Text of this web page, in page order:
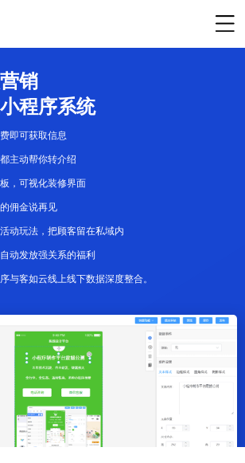
销
程序系统
即可获取信息
主动帮你转介绍
，可视化装修界面
佣金说再见
动玩法，把顾客留在私域内
动发放强关系的福利
与客如云线上线下数据深度整合。